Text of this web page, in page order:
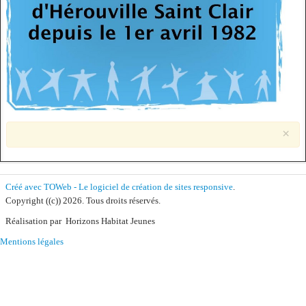
L'association
Pré-inscription
×
Créé avec TOWeb - Le logiciel de création de sites responsive.
Copyright ((c)) 2026. Tous droits réservés.
Réalisation par Horizons Habitat Jeunes
Mentions légales